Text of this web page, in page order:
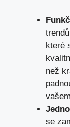
které
než
se